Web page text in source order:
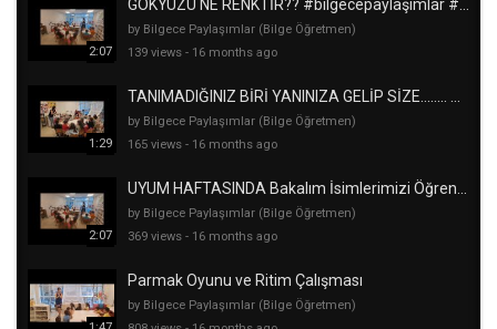
2:07
by Bilgece Paylaşımlar (Bilge Öğretmen)
139 views - 16 months ago
1:29
by Bilgece Paylaşımlar (Bilge Öğretmen)
165 views - 16 months ago
2:07
by Bilgece Paylaşımlar (Bilge Öğretmen)
369 views - 16 months ago
Parmak Oyunu ve Ritim Çalışması
by Bilgece Paylaşımlar (Bilge Öğretmen)